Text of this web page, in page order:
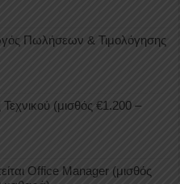
Πωλήσεων & Τιμολόγησης
Τεχνικού (μισθός €1.200 –
Office Manager (μισθός